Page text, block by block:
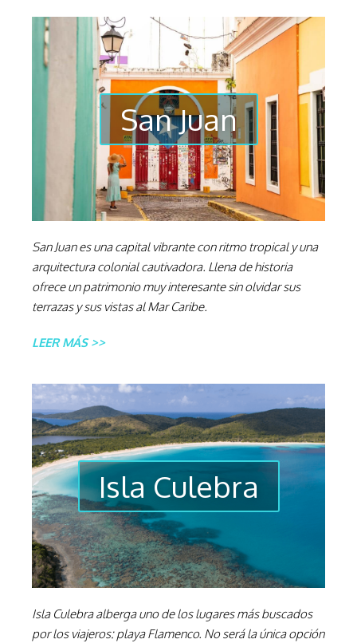
San Juan
San Juan es una capital vibrante con ritmo tropical y una
arquitectura colonial cautivadora. Llena de historia
ofrece un patrimonio muy interesante sin olvidar sus
terrazas y sus vistas al Mar Caribe.
LEER MÁS >>
Isla Culebra
Isla Culebra alberga uno de los lugares más buscados
por los viajeros: playa Flamenco. No será la única opción